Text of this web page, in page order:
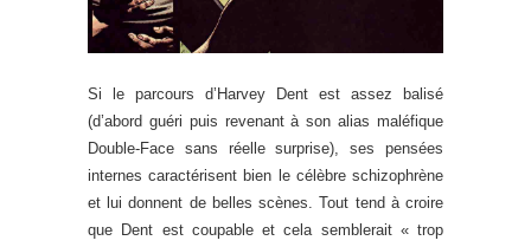
Si le parcours d’Harvey Dent est assez balisé
(d’abord guéri puis revenant à son alias maléfique
Double-Face sans réelle surprise), ses pensées
internes caractérisent bien le célèbre schizophrène
et lui donnent de belles scènes. Tout tend à croire
que Dent est coupable et cela semblerait « trop